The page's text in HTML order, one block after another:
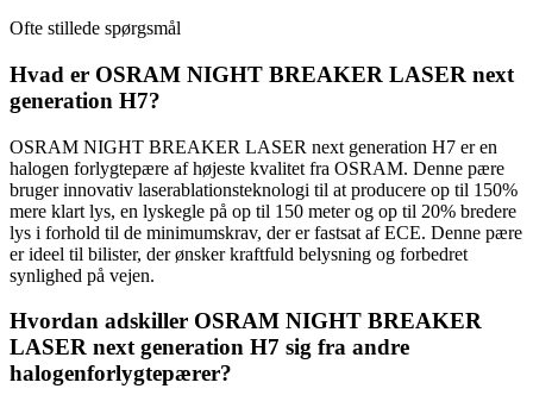
Ofte stillede spørgsmål
Hvad er OSRAM NIGHT BREAKER LASER next
generation H7?
OSRAM NIGHT BREAKER LASER next generation H7 er en
halogen forlygtepære af højeste kvalitet fra OSRAM. Denne pære
bruger innovativ laserablationsteknologi til at producere op til 150%
mere klart lys, en lyskegle på op til 150 meter og op til 20% bredere
lys i forhold til de minimumskrav, der er fastsat af ECE. Denne pære
er ideel til bilister, der ønsker kraftfuld belysning og forbedret
synlighed på vejen.
Hvordan adskiller OSRAM NIGHT BREAKER
LASER next generation H7 sig fra andre
halogenforlygtepærer?